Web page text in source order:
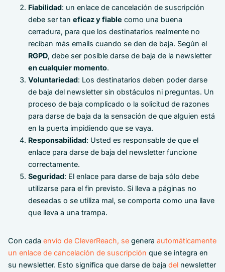
Fiabilidad: un enlace de cancelación de suscripción
debe ser tan eficaz y fiable como una buena
cerradura, para que los destinatarios realmente no
reciban más emails cuando se den de baja. Según el
RGPD, debe ser posible darse de baja de la newsletter
en cualquier momento.
Voluntariedad: Los destinatarios deben poder darse
de baja del newsletter sin obstáculos ni preguntas. Un
proceso de baja complicado o la solicitud de razones
para darse de baja da la sensación de que alguien está
en la puerta impidiendo que se vaya.
Responsabilidad: Usted es responsable de que el
enlace para darse de baja del newsletter funcione
correctamente.
Seguridad: El enlace para darse de baja sólo debe
utilizarse para el fin previsto. Si lleva a páginas no
deseadas o se utiliza mal, se comporta como una llave
que lleva a una trampa.
Con cada envío de CleverReach, se genera automáticamente
un enlace de cancelación de suscripción que se integra en
su newsletter. Esto significa que darse de baja del newsletter